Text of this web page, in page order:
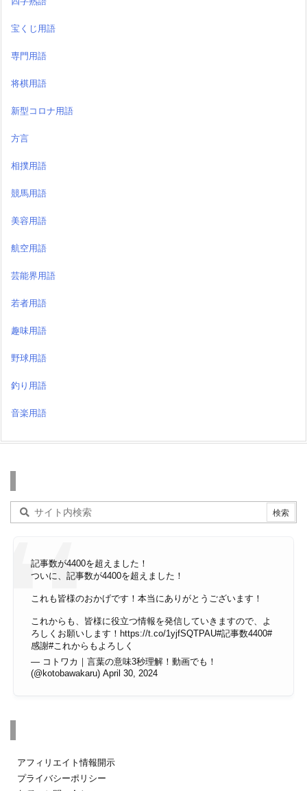
宝くじ用語
専門用語
将棋用語
新型コロナ用語
方言
相撲用語
競馬用語
美容用語
航空用語
芸能界用語
若者用語
趣味用語
野球用語
釣り用語
音楽用語
記事数が4400を超えました！
ついに、記事数が4400を超えました！
これも皆様のおかげです！本当にありがとうございます！
これからも、皆様に役立つ情報を発信していきますので、よ
ろしくお願いします！ https://t.co/1yjfSQTPAU#記事数4400#
感謝#これからもよろしく
— コトワカ｜言葉の意味3秒理解！動画でも！
(@kotobawakaru) April 30, 2024
アフィリエイト情報開示
プライバシーポリシー